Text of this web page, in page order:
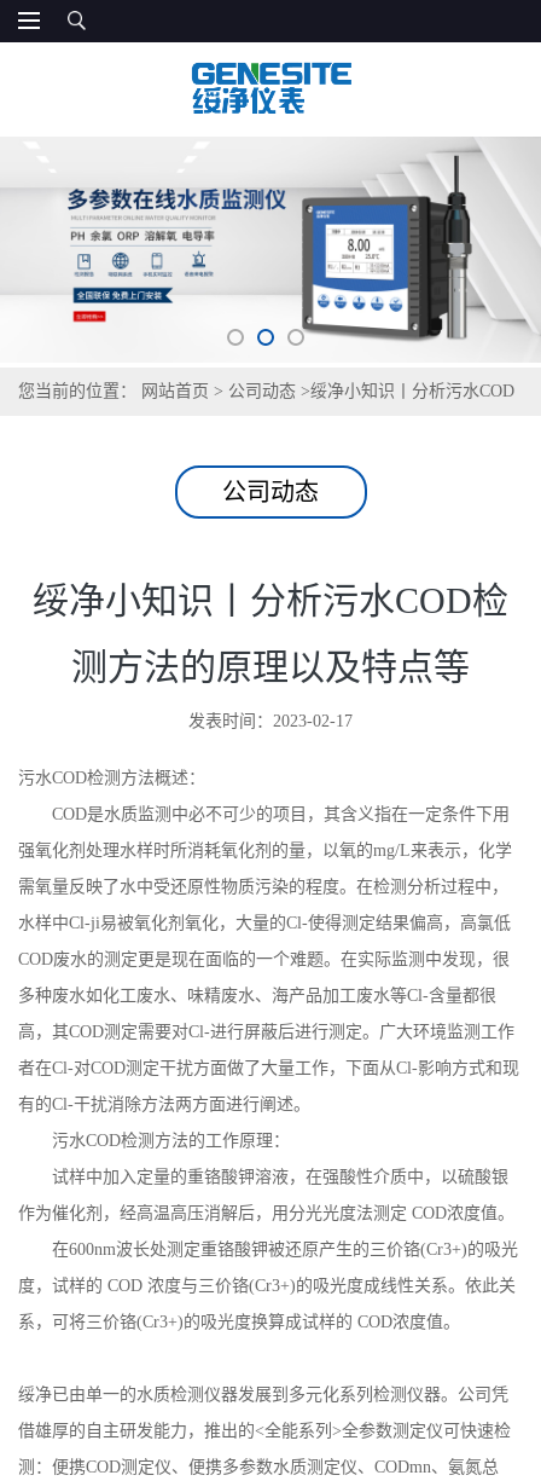
您当前的位置： 网站首页 > 公司动态 >绥净小知识丨分析污水COD
公司动态
绥净小知识丨分析污水COD检
测方法的原理以及特点等
发表时间：2023-02-17
污水COD检测方法概述：
COD是水质监测中必不可少的项目，其含义指在一定条件下用
强氧化剂处理水样时所消耗氧化剂的量，以氧的mg/L来表示，化学
需氧量反映了水中受还原性物质污染的程度。在检测分析过程中，
水样中Cl-ji易被氧化剂氧化，大量的Cl-使得测定结果偏高，高氯低
COD废水的测定更是现在面临的一个难题。在实际监测中发现，很
多种废水如化工废水、味精废水、海产品加工废水等Cl-含量都很
高，其COD测定需要对Cl-进行屏蔽后进行测定。广大环境监测工作
者在Cl-对COD测定干扰方面做了大量工作，下面从Cl-影响方式和现
有的Cl-干扰消除方法两方面进行阐述。
污水COD检测方法的工作原理：
试样中加入定量的重铬酸钾溶液，在强酸性介质中，以硫酸银
作为催化剂，经高温高压消解后，用分光光度法测定 COD浓度值。
在600nm波长处测定重铬酸钾被还原产生的三价铬(Cr3+)的吸光
度，试样的 COD 浓度与三价铬(Cr3+)的吸光度成线性关系。依此关
系，可将三价铬(Cr3+)的吸光度换算成试样的 COD浓度值。
绥净已由单一的水质检测仪器发展到多元化系列检测仪器。公司凭
借雄厚的自主研发能力，推出的<全能系列>全参数测定仪可快速检
测：便携COD测定仪、便携多参数水质测定仪、CODmn、氨氮总